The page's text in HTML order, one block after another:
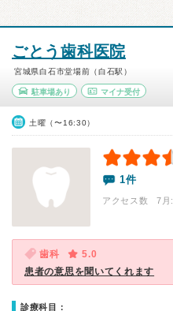
ごとう歯科医院
宮城県白石市堂場前（白石駅）
駐車場あり マイナ受付
土曜（〜16:30）
1件
アクセス数 7月:
歯科
5.0
患者の意思を聞いてくれます
診療科目：